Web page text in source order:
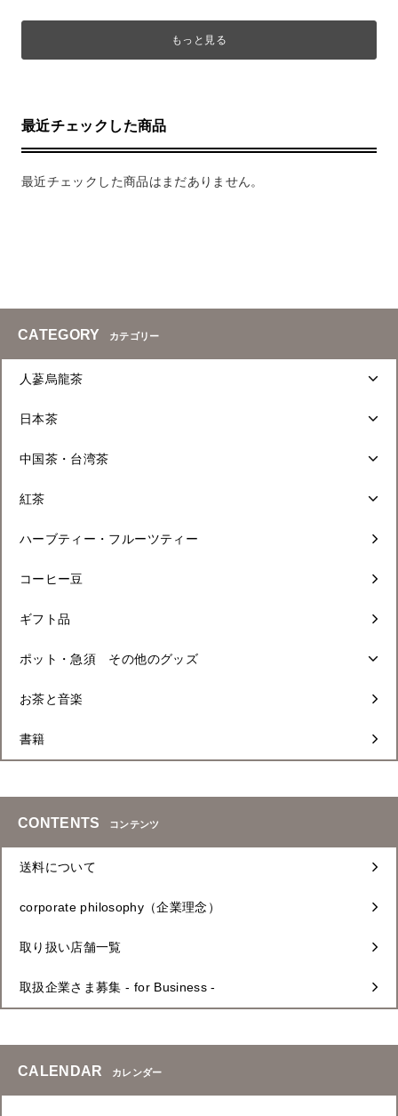
もっと見る
最近チェックした商品
最近チェックした商品はまだありません。
CATEGORY カテゴリー
人蔘烏龍茶
日本茶
中国茶・台湾茶
紅茶
ハーブティー・フルーツティー
コーヒー豆
ギフト品
ポット・急須 その他のグッズ
お茶と音楽
書籍
CONTENTS コンテンツ
送料について
corporate philosophy（企業理念）
取り扱い店舗一覧
取扱企業さま募集 - for Business -
CALENDAR カレンダー